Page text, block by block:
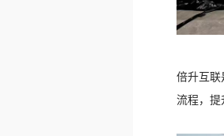
倍升互
流程，提